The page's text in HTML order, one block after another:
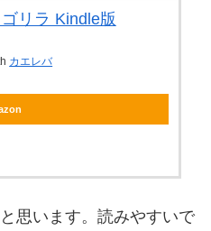
リラ Kindle版
カエレバ
思います。読みやすいで